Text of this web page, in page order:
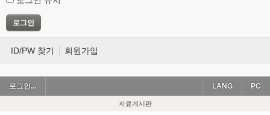
ID/PW 찾기 회원가입
로그인... PC
LANG
자료게시판